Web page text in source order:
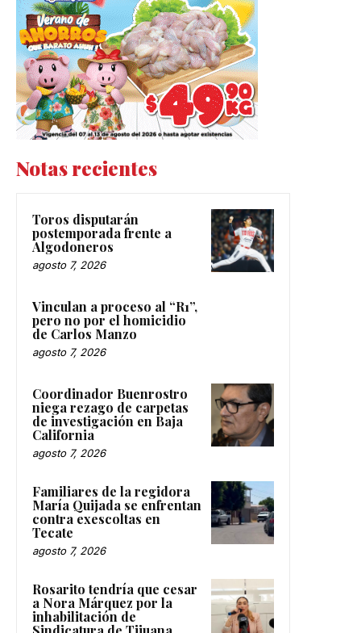
Notas recientes
Toros disputarán
postemporada frente a
Algodoneros
agosto 7, 2026
Vinculan a proceso al “R1”,
pero no por el homicidio
de Carlos Manzo
agosto 7, 2026
Coordinador Buenrostro
niega rezago de carpetas
de investigación en Baja
California
agosto 7, 2026
Familiares de la regidora
María Quijada se enfrentan
contra exescoltas en
Tecate
agosto 7, 2026
Rosarito tendría que cesar
a Nora Márquez por la
inhabilitación de